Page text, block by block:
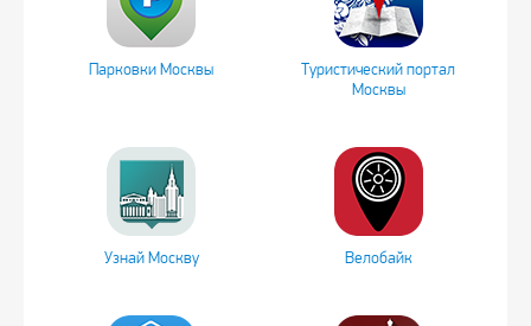
Парковки Москвы
Туристический портал
Москвы
Узнай Москву Велобайк